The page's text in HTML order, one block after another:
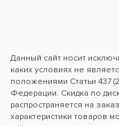
Данный сайт носит
каких условиях не
положениями Статьи 437
Федерации. Скидка по
распространяется на
характеристики товаров